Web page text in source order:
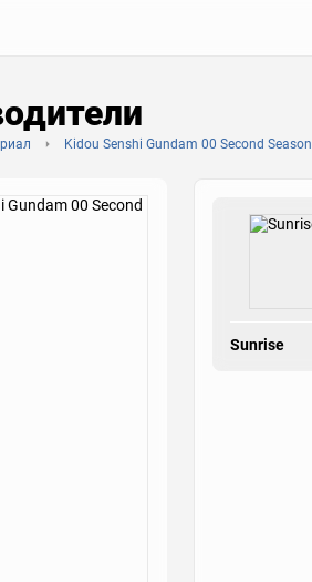
Kidou Senshi Gundam 00 Second Season
Sunrise